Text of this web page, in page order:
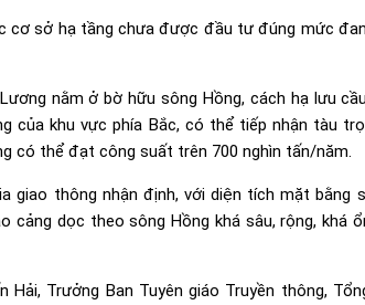
cơ sở hạ tầng chưa được đầu tư đúng mức
nằm ở bờ hữu sông Hồng, cách hạ lưu
của khu vực phía Bắc, có thể tiếp nhận tàu
có thể đạt công suất trên 700 nghìn tấn/năm.
giao thông nhận định, với diện tích mặt
cảng dọc theo sông Hồng khá sâu, rộng,
Hải, Trưởng Ban Tuyên giáo Truyền thông,